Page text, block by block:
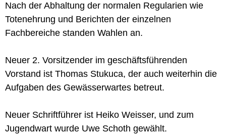
Nach der Abhaltung der normalen Regularien wie
Totenehrung und Berichten der einzelnen
Fachbereiche standen Wahlen an.
Neuer 2. Vorsitzender im geschäftsführenden
Vorstand ist Thomas Stukuca, der auch weiterhin die
Aufgaben des Gewässerwartes betreut.
Neuer Schriftführer ist Heiko Weisser, und zum
Jugendwart wurde Uwe Schoth gewählt.